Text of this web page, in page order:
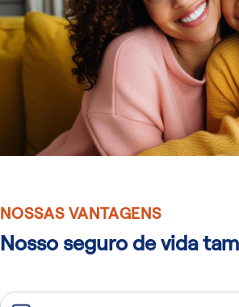
NOSSAS VANTAGENS
Nosso seguro de vida